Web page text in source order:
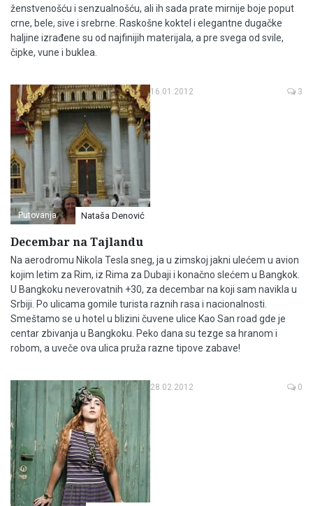
ženstvenošću i senzualnošću, ali ih sada prate mirnije boje poput
crne, bele, sive i srebrne. Raskošne koktel i elegantne dugačke
haljine izrađene su od najfinijih materijala, a pre svega od svile,
čipke, vune i buklea.
Putovanja Nataša Denović
16.01.2012 3
Decembar na Tajlandu
Na aerodromu Nikola Tesla sneg, ja u zimskoj jakni ulećem u avion
kojim letim za Rim, iz Rima za Dubaji i konačno slećem u Bangkok.
U Bangkoku neverovatnih +30, za decembar na koji sam navikla u
Srbiji. Po ulicama gomile turista raznih rasa i nacionalnosti.
Smeštamo se u hotel u blizini čuvene ulice Kao San road gde je
centar zbivanja u Bangkoku. Peko dana su tezge sa hranom i
robom, a uveče ova ulica pruža razne tipove zabave!
28.02.2012 0